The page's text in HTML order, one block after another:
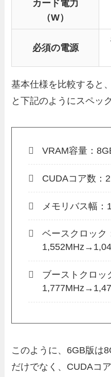
カード電力
（W）
必須の電源
基本仕様を比較すると
と下記のようにスペッ
VRAM容量：
CUDAコア数：
メモリバス幅
ベースクロック
ブーストクロッ
このように、6GB版は
だけでなく、CUDAコ